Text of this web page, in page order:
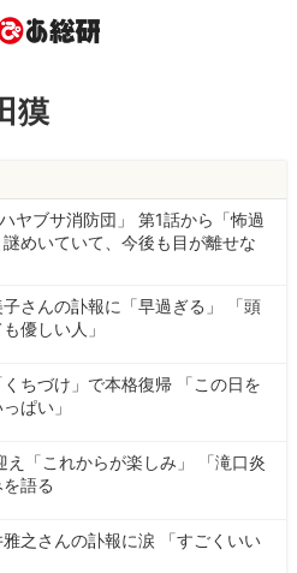
獏
ヤブサ消防団」 第1話から「怖過
めいていて、今後も目が離せな
さんの訃報に「早過ぎる」 「頭
優しい人」
くちづけ」で本格復帰 「この日を
ぱい」
「これからが楽しみ」 「滝口炎
語る
之さんの訃報に涙 「すごくいい